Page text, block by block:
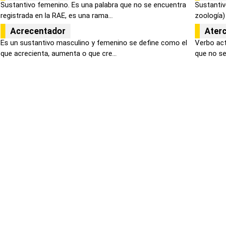
Sustantivo femenino. Es una palabra que no se encuentra
registrada en la RAE, es una rama...
Acrecentador
Es un sustantivo masculino y femenino se define como el
que acrecienta, aumenta o que cre...
Verbo
que no